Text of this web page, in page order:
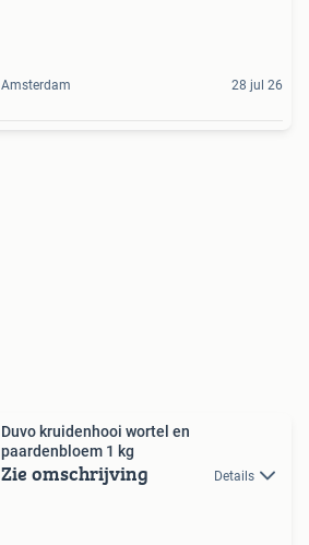
Amsterdam 28 jul 26
Duvo kruidenhooi wortel en
paardenbloem 1 kg
Zie omschrijving Details